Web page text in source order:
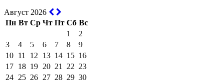
Август 2026
Пн Вт Ср Чт Пт Сб Вс
1
2
3
4 5 6 7 8
9
10 11 12 13 14 15 16
17 18 19 20 21 22 23
24 25 26 27 28 29 30